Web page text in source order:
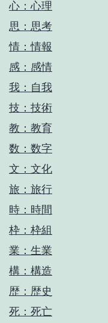
心：心理
思：思考
情：情報
感：感情
我：自我
技：技術
教：教育
数：数字
文：文化
旅：旅行
時：時間
枠：枠組
業：生業
構：構造
歴：歴史
死：死亡